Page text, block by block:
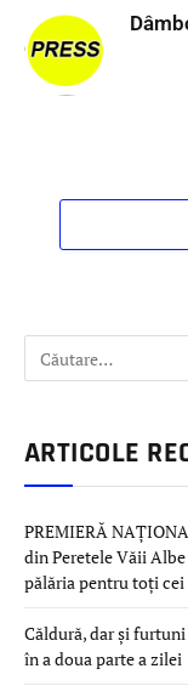
ARTICOLE
PREMIERĂ
din Peretele Văii
pălăria pentru toți
Căldură, dar și
în a doua parte a zilei